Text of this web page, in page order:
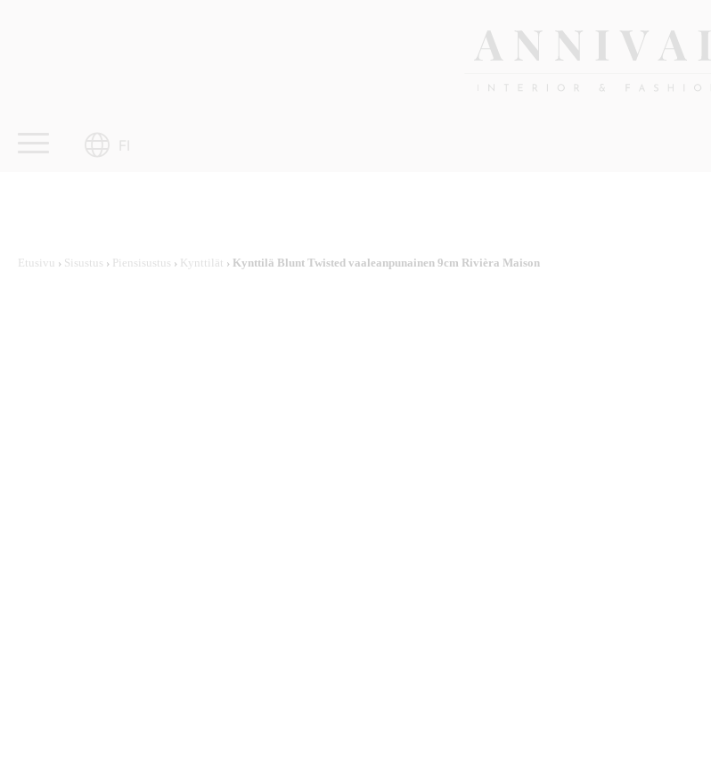
FI
Etusivu › Sisustus › Piensisustus › Kynttilät › Kynttilä Blunt Twisted vaaleanpunainen 9cm Rivièra Maison